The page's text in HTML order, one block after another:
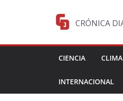
CRÓNICA
CIENCIA
INTERNACIONAL